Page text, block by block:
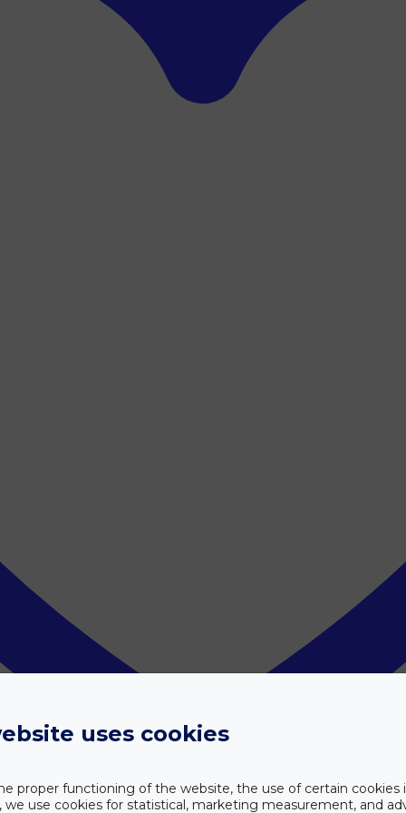
uses cookies
proper functioning of the website, the use of certain cookies
we use cookies for statistical, marketing measurement, and